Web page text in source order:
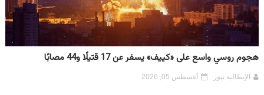
هجوم روسي واسع على «كييف» يسفر عن 17 قتيلًا و44 مصابًا
الإيطالية نيوز أغسطس 05, 2026